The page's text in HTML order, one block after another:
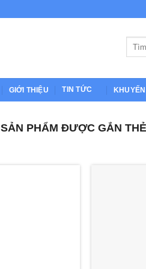
Tìm
GIỚI THIỆU TIN TỨC
SẢN PHẨM ĐƯỢC GẮN